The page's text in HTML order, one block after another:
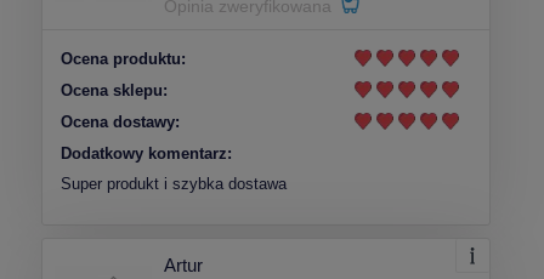
Opinia zweryfikowana
Ocena produktu:
Ocena sklepu:
Ocena dostawy:
Dodatkowy komentarz:
Super produkt i szybka dostawa
Artur